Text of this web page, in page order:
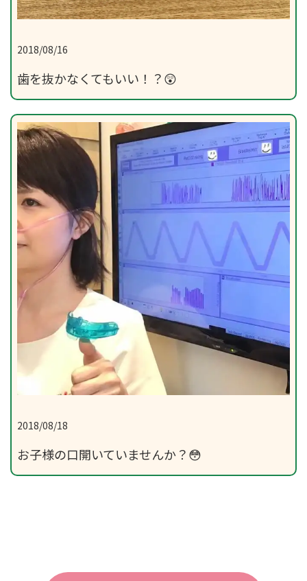
2018/08/16
歯を抜かなくてもいい！？😲
2018/08/18
お子様の口開いていませんか？😳